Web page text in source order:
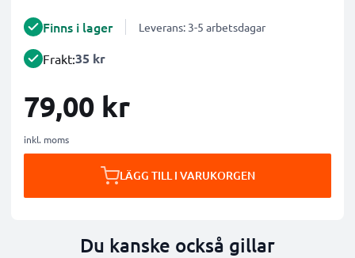
Finns i lager Leverans: 3-5 arbetsdagar
Frakt:35 kr
79,00 kr
inkl. moms
LÄGG TILL I VARUKORGEN
Du kanske också gillar